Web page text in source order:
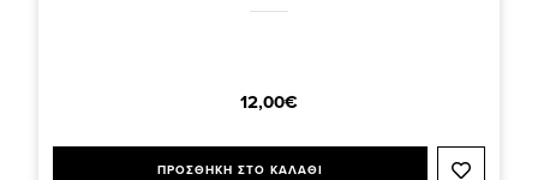
12,00€
ΠΡΟΣΘΗΚΗ ΣΤΟ ΚΑΛΑΘΙ